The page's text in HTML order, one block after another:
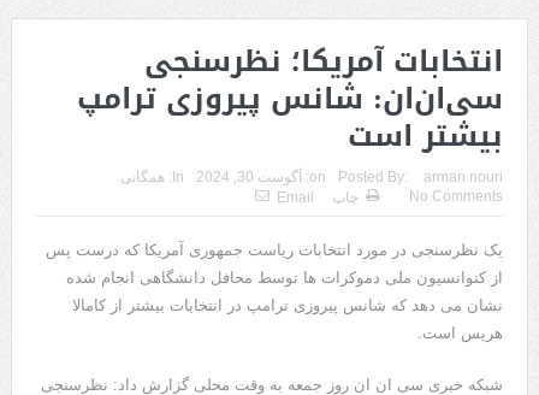
انتخابات آمریکا؛ نظرسنجی
سی‌ان‌ان: شانس پیروزی ترامپ
بیشتر است
Posted By: arman nouri
on: آگوست 30, 2024 In: همگانی
No Comments
چاپ Email
یک نظرسنجی در مورد انتخابات ریاست جمهوری آمریکا که درست پس
از کنوانسیون ملی دموکرات ها توسط محافل دانشگاهی انجام شده
نشان می دهد که شانس پیروزی ترامپ در انتخابات بیشتر از کامالا
هریس است.
شبکه خبری سی ان ان روز جمعه به وقت محلی گزارش داد: نظرسنجی